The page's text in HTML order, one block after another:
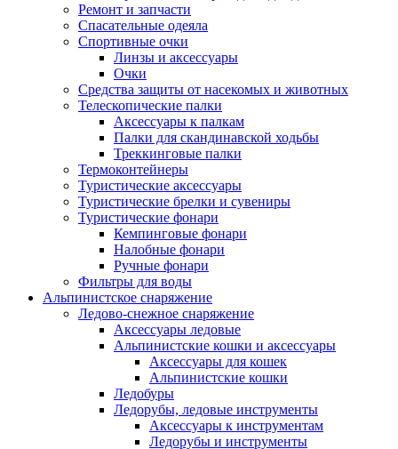
Ремонт и запчасти
Спасательные одеяла
Спортивные очки
Линзы и аксессуары
Очки
Средства защиты от насекомых и животных
Телескопические палки
Аксессуары к палкам
Палки для скандинавской ходьбы
Треккинговые палки
Термоконтейнеры
Туристические аксессуары
Туристические брелки и сувениры
Туристические фонари
Кемпинговые фонари
Налобные фонари
Ручные фонари
Фильтры для воды
Альпинистское снаряжение
Ледово-снежное снаряжение
Аксессуары ледовые
Альпинистские кошки и аксессуары
Аксессуары для кошек
Альпинистские кошки
Ледобуры
Ледорубы, ледовые инструменты
Аксессуары к инструментам
Ледорубы и инструменты